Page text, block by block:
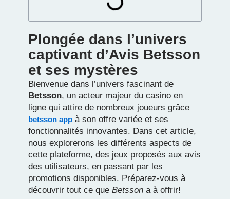
Plongée dans l’univers
captivant d’Avis Betsson
et ses mystères
Bienvenue dans l’univers fascinant de
Betsson, un acteur majeur du casino en
ligne qui attire de nombreux joueurs grâce
betsson app à son offre variée et ses
fonctionnalités innovantes. Dans cet article,
nous explorerons les différents aspects de
cette plateforme, des jeux proposés aux avis
des utilisateurs, en passant par les
promotions disponibles. Préparez-vous à
découvrir tout ce queBetsson a à offrir!